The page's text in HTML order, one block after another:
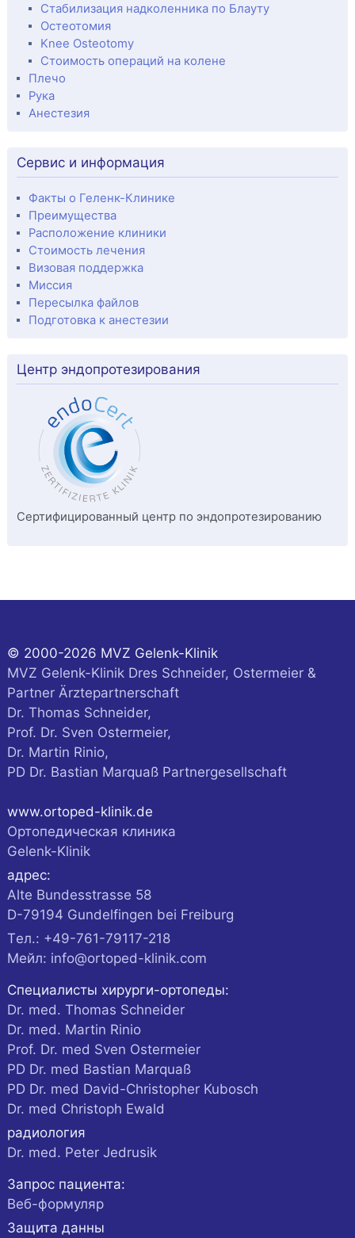
Стабилизация надколенника по Блауту
Остеотомия
Knee Osteotomy
Стоимость операций на колене
Плечо
Рука
Анестезия
Сервис и информация
Факты о Геленк-Клинике
Преимущества
Расположение клиники
Стоимость лечения
Визовая поддержка
Миссия
Пересылка файлов
Подготовка к анестезии
Центр эндопротезирования
Сертифицированный центр по эндопротезированию
© 2000-2026 MVZ Gelenk-Klinik
MVZ Gelenk-Klinik Dres Schneider, Ostermeier &
Partner Ärztepartnerschaft
Dr. Thomas Schneider,
Prof. Dr. Sven Ostermeier,
Dr. Martin Rinio,
PD Dr. Bastian Marquaß Partnergesellschaft
www.ortoped-klinik.de
Ортопедическая клиника
Gelenk-Klinik
адрес:
Alte Bundesstrasse 58
D-79194 Gundelfingen bei Freiburg
Tел.: +49-761-79117-218
Мейл: info@ortoped-klinik.com
Специалисты хирурги-ортопеды:
Dr. med. Thomas Schneider
Dr. med. Martin Rinio
Prof. Dr. med Sven Ostermeier
PD Dr. med Bastian Marquaß
PD Dr. med David-Christopher Kubosch
Dr. med Christoph Ewald
радиология
Dr. med. Peter Jedrusik
Запрос пациента:
Веб-формуляр
Защита данны